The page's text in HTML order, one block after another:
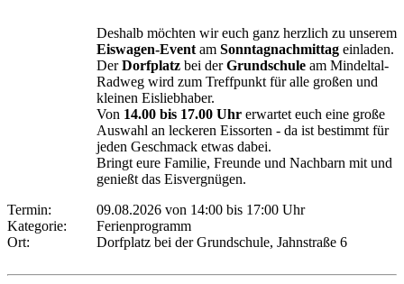
Deshalb möchten wir euch ganz herzlich zu unserem
Eiswagen-Event am Sonntagnachmittag einladen.
DerDorfplatz bei derGrundschule am Mindeltal-
Radweg wird zum Treffpunkt für alle großen und
kleinen Eisliebhaber.
Von 14.00 bis 17.00 Uhr erwartet euch eine große
Auswahl an leckeren Eissorten - da ist bestimmt für
jeden Geschmack etwas dabei.
Bringt eure Familie, Freunde und Nachbarn mit und
genießt das Eisvergnügen.
Termin:
09.08.2026 von 14:00 bis 17:00 Uhr
Kategorie:
Ferienprogramm
Ort:
Dorfplatz bei der Grundschule, Jahnstraße 6